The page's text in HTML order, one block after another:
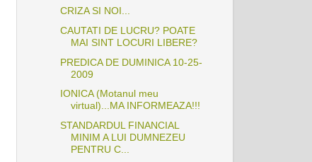
CRIZA SI NOI...
CAUTATI DE LUCRU? POATE
MAI SINT LOCURI LIBERE?
PREDICA DE DUMINICA 10-25-
2009
IONICA (Motanul meu
virtual)...MA INFORMEAZA!!!
STANDARDUL FINANCIAL
MINIM A LUI DUMNEZEU
PENTRU C...